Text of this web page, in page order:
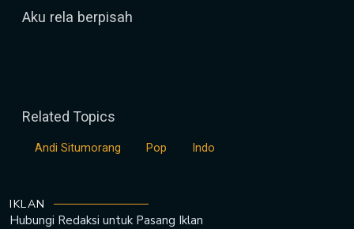
Aku rela berpisah
Related Topics
Andi Situmorang Pop Indo
IKLAN
Hubungi Redaksi untuk Pasang Iklan